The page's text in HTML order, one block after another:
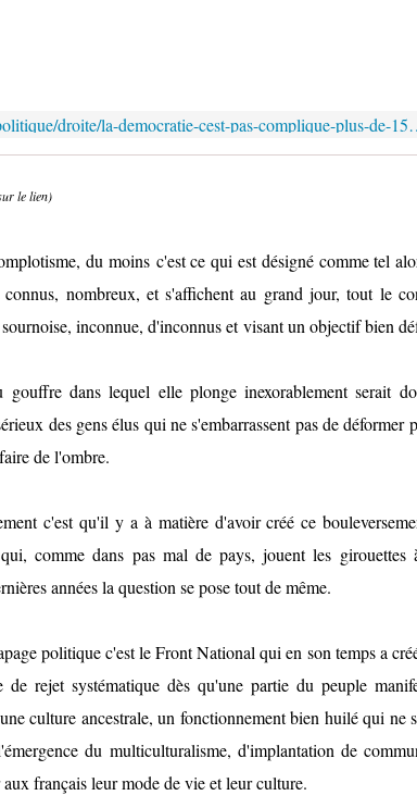
https://www.marianne.net/politique/
le lien)
du moins c'est ce qui est désigné comme tel
connus, nombreux, et s'affichent au grand jour, tout le
inconnue, d'inconnus et visant un objectif bien
dans lequel elle plonge inexorablement serait
des gens élus qui ne s'embarrassent pas de déformer
de l'ombre.
c'est qu'il y a à matière d'avoir créé ce
comme dans pas mal de pays, jouent les girouettes
années la question se pose tout de même.
politique c'est le Front National qui en son temps a
rejet systématique dès qu'une partie du peuple
culture ancestrale, un fonctionnement bien huilé qui ne
du multiculturalisme, d'implantation de
français leur mode de vie et leur culture.